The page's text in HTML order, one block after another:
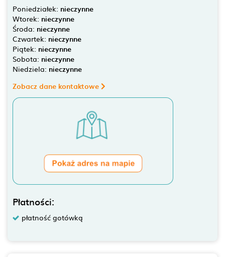
Poniedziałek: nieczynne
Wtorek: nieczynne
Środa: nieczynne
Czwartek: nieczynne
Piątek: nieczynne
Sobota: nieczynne
Niedziela: nieczynne
Zobacz dane kontaktowe
Płatności:
płatność gotówką